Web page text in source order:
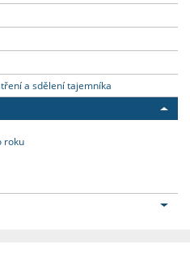
a sdělení tajemníka
roku